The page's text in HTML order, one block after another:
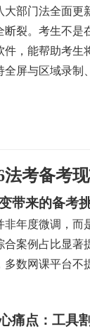
大部门法全面更
断裂。考生不是
件，能帮助考生
屏与区域录制
法考备考
带来的备考
非年度微调，
合案例占比显著
多数网课平台不
痛点：工具